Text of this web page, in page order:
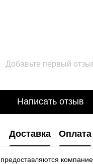
Добавьте первый
Написать отзыв
Доставка Оплата
предоставляются